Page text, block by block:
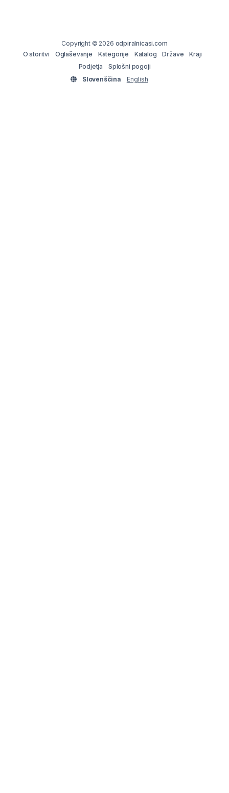
Copyright © 2026 odpiralnicasi.com
O storitvi
Oglaševanje Kategorije Katalog Države
Kraji
Podjetja
Splošni pogoji
Slovenščina
English